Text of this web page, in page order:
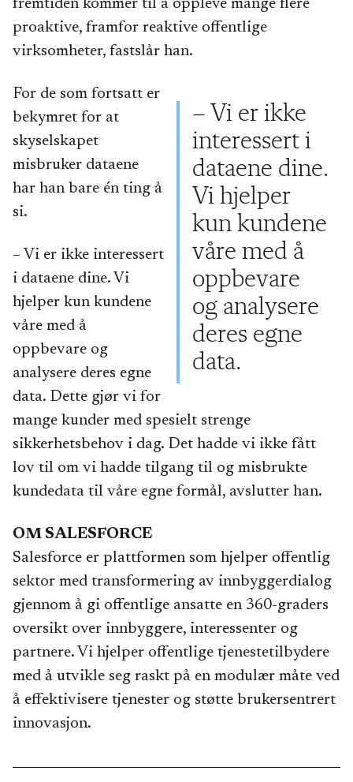
fremtiden kommer til å oppleve mange flere
proaktive, framfor reaktive offentlige
virksomheter, fastslår han.
– Vi er ikke
interessert i
dataene dine.
Vi hjelper
kun kundene
våre med å
oppbevare
og analysere
deres egne
data.
For de som fortsatt er
bekymret for at
skyselskapet
misbruker dataene
har han bare én ting å
si.
– Vi er ikke interessert
i dataene dine. Vi
hjelper kun kundene
våre med å
oppbevare og
analysere deres egne
data. Dette gjør vi for
mange kunder med spesielt strenge
sikkerhetsbehov i dag. Det hadde vi ikke fått
lov til om vi hadde tilgang til og misbrukte
kundedata til våre egne formål, avslutter han.
OM SALESFORCE
Salesforce er plattformen som hjelper offentlig
sektor med transformering av innbyggerdialog
gjennom å gi offentlige ansatte en 360-graders
oversikt over innbyggere, interessenter og
partnere. Vi hjelper offentlige tjenestetilbydere
med å utvikle seg raskt på en modulær måte ved
å effektivisere tjenester og støtte brukersentrert
innovasjon.